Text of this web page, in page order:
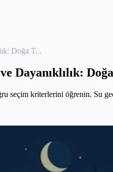
Doğa T...
Dayanıklılık:
seçim kriterlerini öğrenin. Su